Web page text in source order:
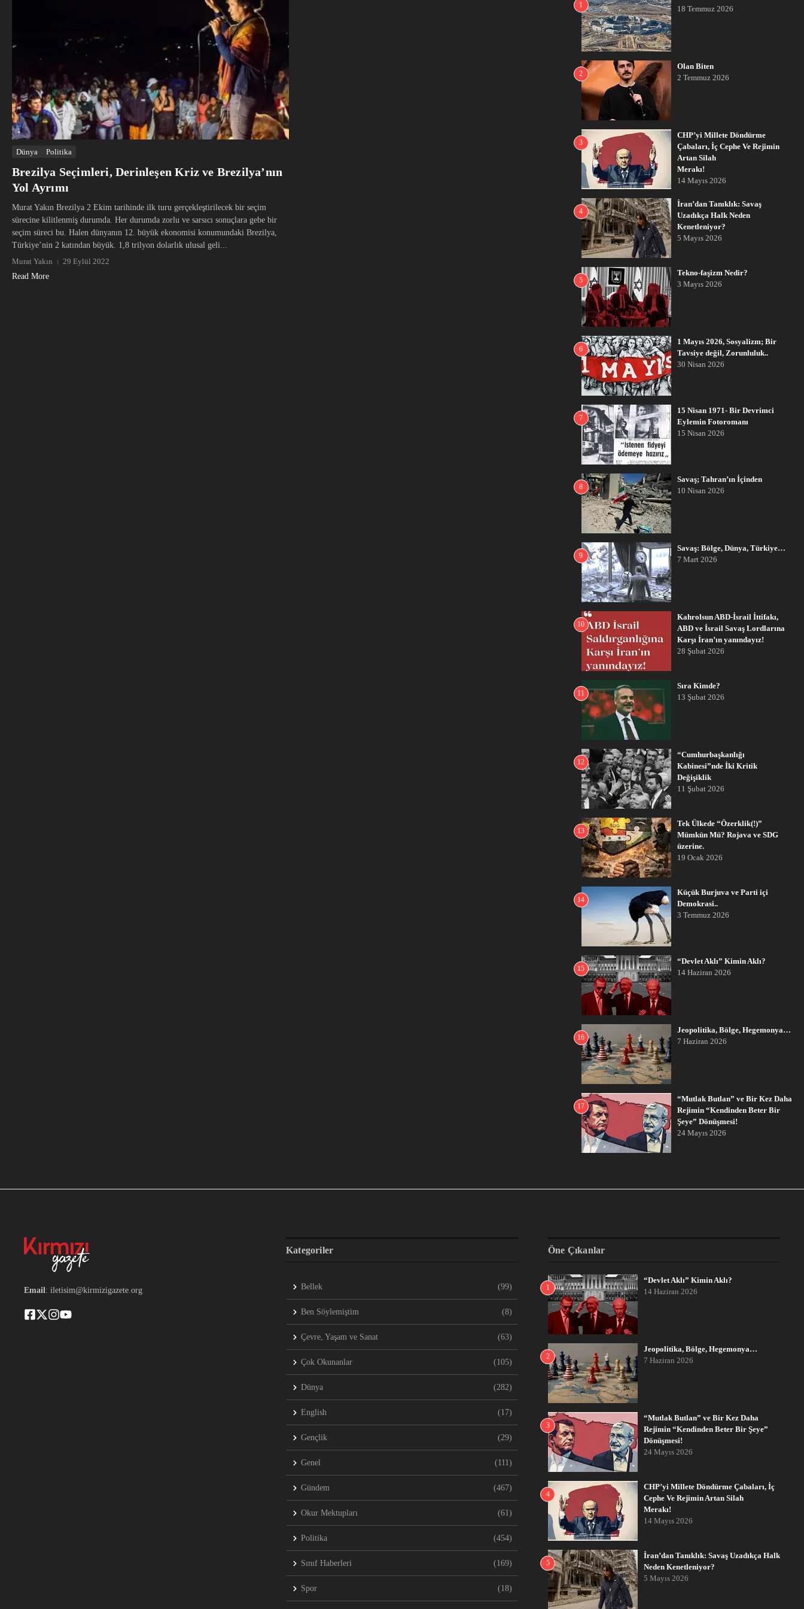
Dünya Politika
Brezilya Seçimleri, Derinleşen Kriz ve Brezilya’nın
Yol Ayrımı
Murat Yakın Brezilya 2 Ekim tarihinde ilk turu gerçekleştirilecek bir seçim
sürecine kilitlenmiş durumda. Her durumda zorlu ve sarsıcı sonuçlara gebe bir
seçim süreci bu. Halen dünyanın 12. büyük ekonomisi konumundaki Brezilya,
Türkiye’nin 2 katından büyük. 1,8 trilyon dolarlık ulusal geli...
Murat Yakın
29 Eylül 2022
Read More
1
18 Temmuz 2026
2
Olan Biten
2 Temmuz 2026
3
CHP’yi Millete Döndürme
Çabaları, İç Cephe Ve Rejimin
Artan Silah
Merakı!
14 Mayıs 2026
4
İran’dan Tanıklık: Savaş
Uzadıkça Halk Neden
Kenetleniyor?
5 Mayıs 2026
5
Tekno-faşizm Nedir?
3 Mayıs 2026
6
1 Mayıs 2026, Sosyalizm; Bir
Tavsiye değil, Zorunluluk..
30 Nisan 2026
7
15 Nisan 1971- Bir Devrimci
Eylemin Fotoromanı
15 Nisan 2026
8
Savaş; Tahran’ın İçinden
10 Nisan 2026
9
Savaş: Bölge, Dünya, Türkiye…
7 Mart 2026
10
Kahrolsun ABD-İsrail İttifakı,
ABD ve İsrail Savaş Lordlarına
Karşı İran’ın yanındayız!
28 Şubat 2026
11
Sıra Kimde?
13 Şubat 2026
12
“Cumhurbaşkanlığı
Kabinesi”nde İki Kritik
Değişiklik
11 Şubat 2026
13
Tek Ülkede “Özerklik(!)”
Mümkün Mü? Rojava ve SDG
üzerine.
19 Ocak 2026
14
Küçük Burjuva ve Parti içi
Demokrasi..
3 Temmuz 2026
15
“Devlet Aklı” Kimin Aklı?
14 Haziran 2026
16
Jeopolitika, Bölge, Hegemonya…
7 Haziran 2026
17
“Mutlak Butlan” ve Bir Kez Daha
Rejimin “Kendinden Beter Bir
Şeye” Dönüşmesi!
24 Mayıs 2026
Email: iletisim@kirmizigazete.org
Kategoriler
Bellek (99)
Ben Söylemiştim (8)
Çevre, Yaşam ve Sanat (63)
Çok Okunanlar (105)
Dünya (282)
English (17)
Gençlik (29)
Genel (111)
Gündem (467)
Okur Mektupları (61)
Politika (454)
Sınıf Haberleri (169)
Spor (18)
Öne Çıkanlar
1
“Devlet Aklı” Kimin Aklı?
14 Haziran 2026
2
Jeopolitika, Bölge, Hegemonya…
7 Haziran 2026
3
“Mutlak Butlan” ve Bir Kez Daha
Rejimin “Kendinden Beter Bir Şeye”
Dönüşmesi!
24 Mayıs 2026
4
CHP’yi Millete Döndürme Çabaları, İç
Cephe Ve Rejimin Artan Silah
Merakı!
14 Mayıs 2026
5
İran’dan Tanıklık: Savaş Uzadıkça Halk
Neden Kenetleniyor?
5 Mayıs 2026